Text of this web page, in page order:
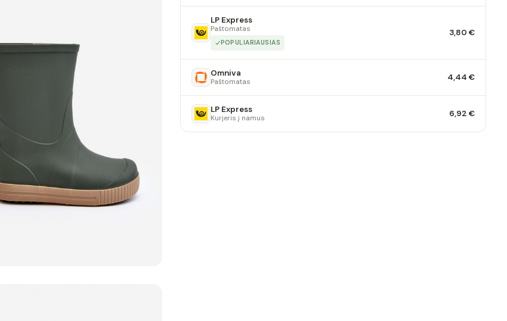
LP Express
Paštomatas
POPULIARIAUSIAS
3,80 €
Omniva
Paštomatas 4,44 €
LP Express
Kurjeris į namus 6,92 €